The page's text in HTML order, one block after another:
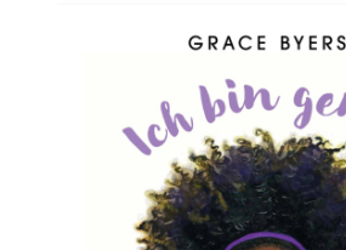
Illustrator*in: Keturah A. Bobo
Übersetzer*in:
Dayan Kodua
Gratitude Verlag
Genre:Bilderbuch
Gebunden
Seiten:40
978-3-9820768-9-8